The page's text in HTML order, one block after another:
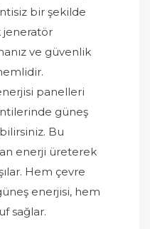
bir şekilde
jeneratör
ve güvenlik
panelleri
güneş
Bu
enerji üreterek
Hem çevre
enerjisi, hem
sağlar.